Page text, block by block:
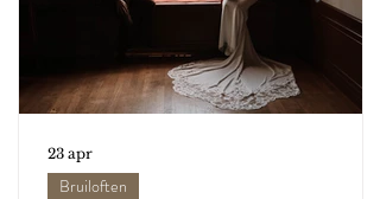
Bruiloften
23 apr